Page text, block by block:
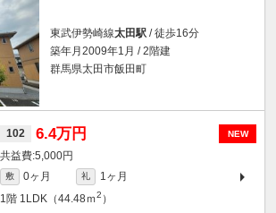
東武伊勢崎線太田駅 / 徒歩16分
築年月2009年1月 / 2階建
群馬県太田市飯田町
NEW
102 6.4万円
5,000円
敷 0ヶ月 礼
1ヶ月
1階 1LDK（44.48ｍ2 ）